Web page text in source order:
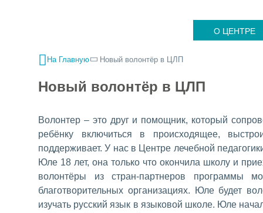
О ЦЕНТРЕ
На Главную Новый волонтёр в ЦЛП
Новый волонтёр в ЦЛП
Волонтер – это друг и помощник, который
ребёнку включиться в происходящее,
поддерживает. У нас в Центре лечебной
Юле 18 лет, она только что окончила школу и
волонтёры из стран-партнеров программы
благотворительных организациях. Юле будет
изучать русский язык в языковой школе. Юле